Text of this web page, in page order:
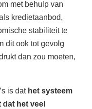
met behulp van
kredietaanbod,
stabiliteit te
dit ook tot gevolg
dan zou moeten,
is dat het systeem
het veel